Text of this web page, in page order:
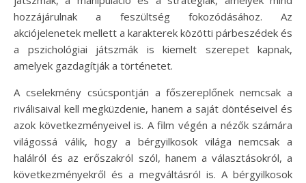
hozzájárulnak a feszültség fokozódásához. Az
akciójelenetek mellett a karakterek közötti párbeszédek és
a pszichológiai játszmák is kiemelt szerepet kapnak,
amelyek gazdagítják a történetet.
A cselekmény csúcspontján a főszereplőnek nemcsak a
riválisaival kell megküzdenie, hanem a saját döntéseivel és
azok következményeivel is. A film végén a nézők számára
világossá válik, hogy a bérgyilkosok világa nemcsak a
halálról és az erőszakról szól, hanem a választásokról, a
következményekről és a megváltásról is. A bérgyilkosok